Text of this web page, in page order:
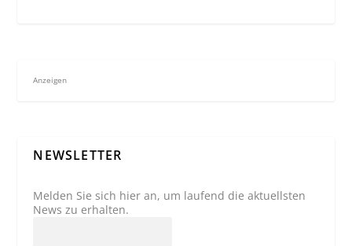
Anzeigen
NEWSLETTER
Melden Sie sich hier an, um laufend die aktuellsten
News zu erhalten.